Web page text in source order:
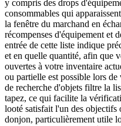
y compris des drops
consommables qui
la fenêtre du marchand en
récompenses d'équipement et
entrée de cette liste indique
et en quelle quantité, afin que
ouvertes à votre inventaire
ou partielle est possible lors
de recherche d'objets filtre la
tapez, ce qui facilite la
looté satisfait l'un des
donjon, particulièrement utile